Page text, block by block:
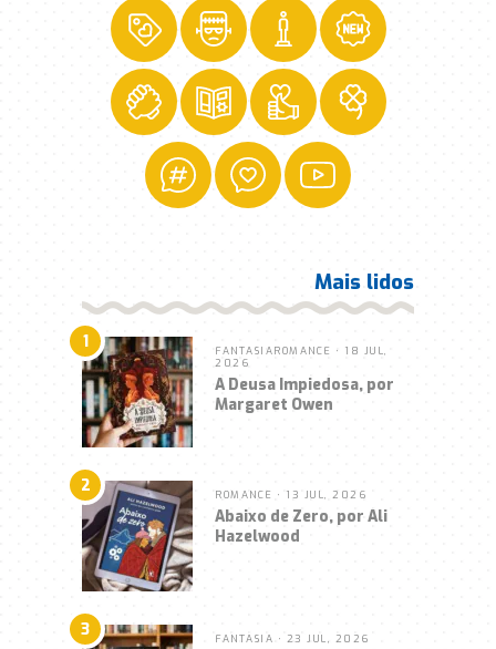
Mais lidos
1 FANTASIAROMANCE • 18 JUL,
2026
A Deusa Impiedosa, por
Margaret Owen
2 ROMANCE • 13 JUL, 2026
Abaixo de Zero, por Ali
Hazelwood
3 FANTASIA • 23 JUL, 2026